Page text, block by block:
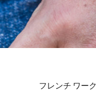
フレンチ ワー